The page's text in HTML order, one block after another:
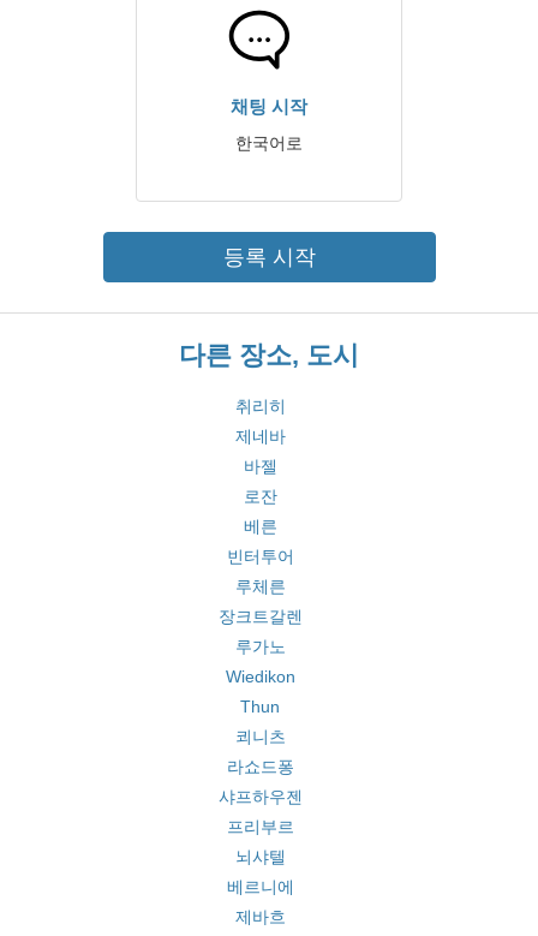
채팅 시작
한국어로
등록 시작
다른 장소, 도시
취리히
제네바
바젤
로잔
베른
빈터투어
루체른
장크트갈렌
루가노
Wiedikon
Thun
쾨니츠
라쇼드퐁
샤프하우젠
프리부르
뇌샤텔
베르니에
제바흐